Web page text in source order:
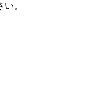
。